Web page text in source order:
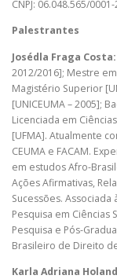
CNPJ: 06.048.565/0001-
Palestrantes
Josédla Fraga Costa:
2012/2016]; Mestre
Magistério Superior
[UNICEUMA – 2005];
Licenciada em
[UFMA]. Atualmente
CEUMA e FACAM.
em estudos Afro-
Ações Afirmativas,
Sucessões. Associada
Pesquisa em Ciências
Pesquisa e Pós-
Brasileiro de Direito
Karla Adriana